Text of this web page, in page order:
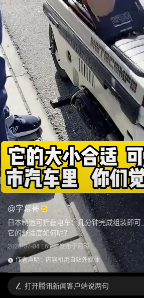
@字幕哥
日本制造可折叠电车：几分钟完成组装即可
它的舒适度如何呢？
2026-07-04 16:26 发布于河南
作者声明：内容引用自站外媒体
打开腾讯新闻客户端说两句